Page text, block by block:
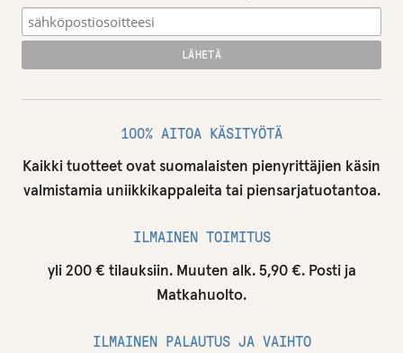
100% AITOA KÄSITYÖTÄ
Kaikki tuotteet ovat suomalaisten pienyrittäjien käsin
valmistamia uniikkikappaleita tai piensarjatuotantoa.
ILMAINEN TOIMITUS
yli 200 € tilauksiin. Muuten alk. 5,90 €. Posti ja
Matkahuolto.
ILMAINEN PALAUTUS JA VAIHTO